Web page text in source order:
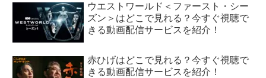
ウエストワールド＜ファースト・シー
ズン＞はどこで見れる？今すぐ視聴で
きる動画配信サービスを紹介！
赤ひげはどこで見れる？今すぐ視聴で
きる動画配信サービスを紹介！